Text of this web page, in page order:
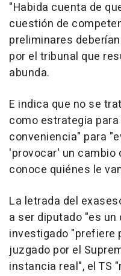
"Habida cuenta de
cuestión de
preliminares
por el tribunal que
abunda.
E indica que no se
como estrategia
conveniencia" para
'provocar' un cambio
conoce quiénes le
La letrada del
a ser diputado "es un
investigado "prefiere
juzgado por el
instancia real", el TS